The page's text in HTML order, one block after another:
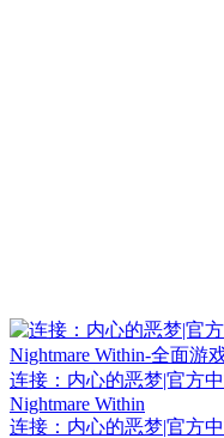
连接：内心的恶梦|官方
Nightmare Within
连接：内心的恶梦|官方